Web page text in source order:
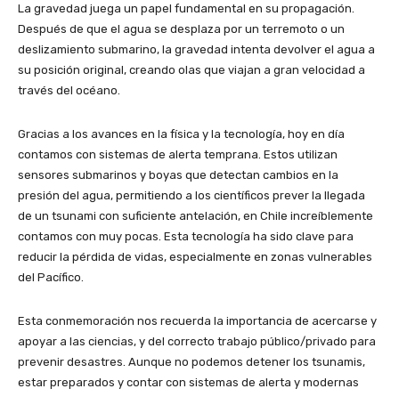
La gravedad juega un papel fundamental en su propagación.
Después de que el agua se desplaza por un terremoto o un
deslizamiento submarino, la gravedad intenta devolver el agua a
su posición original, creando olas que viajan a gran velocidad a
través del océano.
Gracias a los avances en la física y la tecnología, hoy en día
contamos con sistemas de alerta temprana. Estos utilizan
sensores submarinos y boyas que detectan cambios en la
presión del agua, permitiendo a los científicos prever la llegada
de un tsunami con suficiente antelación, en Chile increíblemente
contamos con muy pocas. Esta tecnología ha sido clave para
reducir la pérdida de vidas, especialmente en zonas vulnerables
del Pacífico.
Esta conmemoración nos recuerda la importancia de acercarse y
apoyar a las ciencias, y del correcto trabajo público/privado para
prevenir desastres. Aunque no podemos detener los tsunamis,
estar preparados y contar con sistemas de alerta y modernas